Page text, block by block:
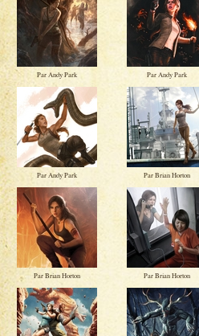
Par Andy Park Par Andy Park
Par Andy Park Par Brian Horton
Par Brian Horton Par Brian Horton